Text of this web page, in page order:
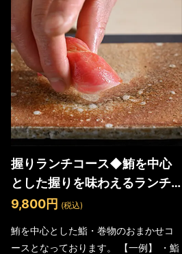
握りランチコース◆鮪を中心
とした握りを味わえるランチ
コース
9,800円 (税込)
鮪を中心とした鮨・巻物のおまかせコ
ースとなっております。 【一例】 ・鮨